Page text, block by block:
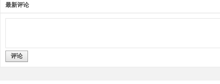
最新评论
评论